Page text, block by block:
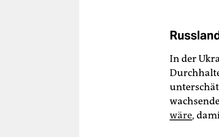
In der
wäre,